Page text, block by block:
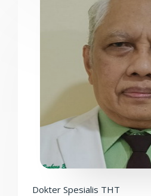
Dokter Spesialis THT